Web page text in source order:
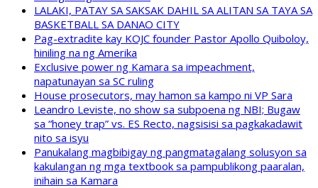
LALAKI, PATAY SA SAKSAK DAHIL SA ALITAN SA TAYA SA
BASKETBALL SA DANAO CITY
Pag-extradite kay KOJC founder Pastor Apollo Quiboloy,
hiniling na ng Amerika
Exclusive power ng Kamara sa impeachment,
napatunayan sa SC ruling
House prosecutors, may hamon sa kampo ni VP Sara
Leandro Leviste, no show sa subpoena ng NBI; Bugaw
sa “honey trap” vs. ES Recto, nagsisisi sa pagkakadawit
nito sa isyu
Panukalang magbibigay ng pangmatagalang solusyon sa
kakulangan ng mga textbook sa pampublikong paaralan,
inihain sa Kamara